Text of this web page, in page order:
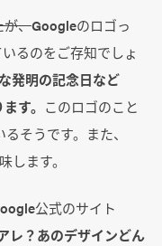
が、Googleのロゴっ
るのをご存知でしょ
発明の記念日など
す。 このロゴのこと
そうです。また、
します。
公式のサイト
アレ？あのデザインどん